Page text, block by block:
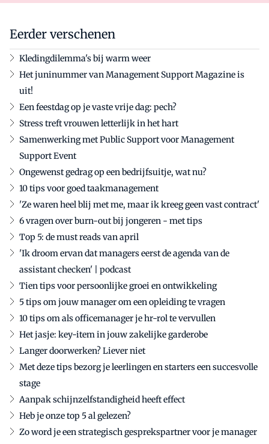
Eerder verschenen
Kledingdilemma's bij warm weer
Het juninummer van Management Support Magazine is
uit!
Een feestdag op je vaste vrije dag: pech?
Stress treft vrouwen letterlijk in het hart
Samenwerking met Public Support voor Management
Support Event
Ongewenst gedrag op een bedrijfsuitje, wat nu?
10 tips voor goed taakmanagement
'Ze waren heel blij met me, maar ik kreeg geen vast contract'
6 vragen over burn-out bij jongeren - met tips
Top 5: de must reads van april
'Ik droom ervan dat managers eerst de agenda van de
assistant checken' | podcast
Tien tips voor persoonlijke groei en ontwikkeling
5 tips om jouw manager om een opleiding te vragen
10 tips om als officemanager je hr-rol te vervullen
Het jasje: key-item in jouw zakelijke garderobe
Langer doorwerken? Liever niet
Met deze tips bezorg je leerlingen en starters een succesvolle
stage
Aanpak schijnzelfstandigheid heeft effect
Heb je onze top 5 al gelezen?
Zo word je een strategisch gesprekspartner voor je manager